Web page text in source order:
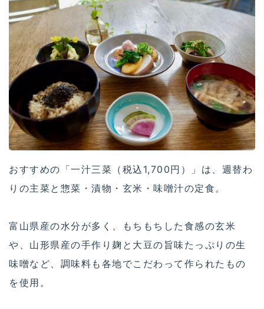
おすすめの「一汁三菜（税込1,700円）」は、週替わ
りの主菜と惣菜・漬物・玄米・味噌汁の定食。
富山県産の水分が多く、もちもちした食感の玄米
や、山形県産の手作り麹と大豆の旨味たっぷりの生
味噌など、調味料も各地でこだわって作られたもの
を使用。